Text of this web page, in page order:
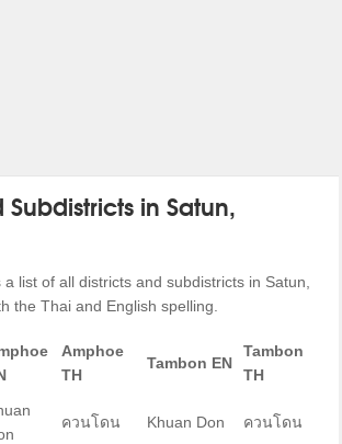
Subdistricts in Satun,
list of all districts and subdistricts in Satun,
the Thai and English spelling.
Amphoe
TH
Tambon EN
Tambon
TH
ควนโดน Khuan Don ควนโดน